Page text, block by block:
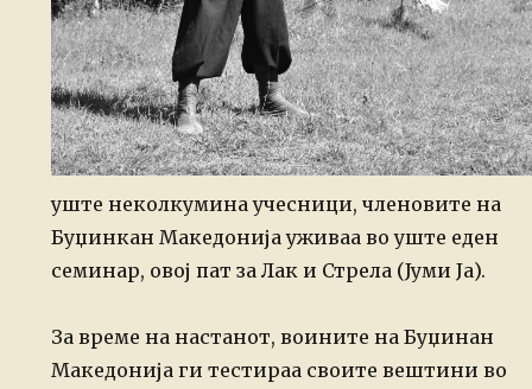
уште неколкумина учесници, членовите на
Буџинкан Македонија уживаа во уште еден
семинар, овој пат за Лак и Стрела (Јуми Ја).
За време на настанот, воините на Буџинан
Македонија ги тестираа своите вештини во